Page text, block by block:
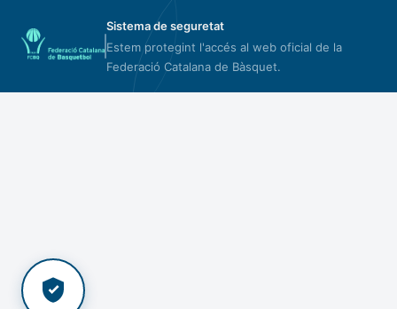
Sistema de seguretat
Estem protegint l'accés al web oficial de la
Federació Catalana de Bàsquet.